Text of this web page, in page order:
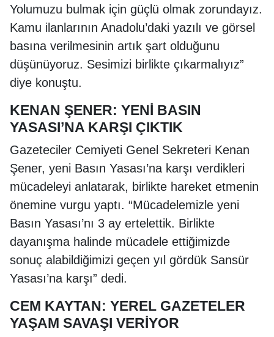
Yolumuzu bulmak için güçlü olmak zorundayız.
Kamu ilanlarının Anadolu’daki yazılı ve görsel
basına verilmesinin artık şart olduğunu
düşünüyoruz. Sesimizi birlikte çıkarmalıyız”
diye konuştu.
KENAN ŞENER: YENİ BASIN
YASASI’NA KARŞI ÇIKTIK
Gazeteciler Cemiyeti Genel Sekreteri Kenan
Şener, yeni Basın Yasası’na karşı verdikleri
mücadeleyi anlatarak, birlikte hareket etmenin
önemine vurgu yaptı. “Mücadelemizle yeni
Basın Yasası’nı 3 ay ertelettik. Birlikte
dayanışma halinde mücadele ettiğimizde
sonuç alabildiğimizi geçen yıl gördük Sansür
Yasası’na karşı” dedi.
CEM KAYTAN: YEREL GAZETELER
YAŞAM SAVAŞI VERİYOR